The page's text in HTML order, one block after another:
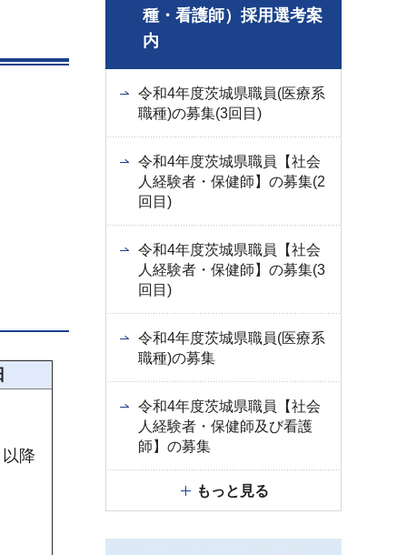
降
種・看護師）採用選考案
内
令和4年度茨城県職員(医療系
職種)の募集(3回目)
令和4年度茨城県職員【社会
人経験者・保健師】の募集(2
回目)
令和4年度茨城県職員【社会
人経験者・保健師】の募集(3
回目)
令和4年度茨城県職員(医療系
職種)の募集
令和4年度茨城県職員【社会
人経験者・保健師及び看護
師】の募集
もっと見る